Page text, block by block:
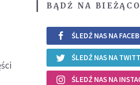
BĄDŹ NA BIEŻĄCO
ŚLEDŹ NAS NA
ŚLEDŹ NAS NA
ŚLEDŹ NAS NA